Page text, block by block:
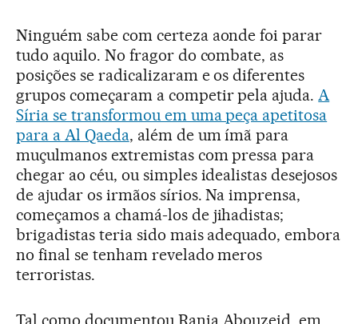
Ninguém sabe com certeza aonde foi parar
tudo aquilo. No fragor do combate, as
posições se radicalizaram e os diferentes
grupos começaram a competir pela ajuda. A
Síria se transformou em uma peça apetitosa
para a Al Qaeda, além de um ímã para
muçulmanos extremistas com pressa para
chegar ao céu, ou simples idealistas desejosos
de ajudar os irmãos sírios. Na imprensa,
começamos a chamá-los de jihadistas;
brigadistas teria sido mais adequado, embora
no final se tenham revelado meros
terroristas.
Tal como documentou Rania Abouzeid, em